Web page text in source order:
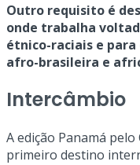
Outro requisito é
onde trabalha
étnico-raciais e
afro-brasileira e
Intercâmbio
A edição Panamá
primeiro destino